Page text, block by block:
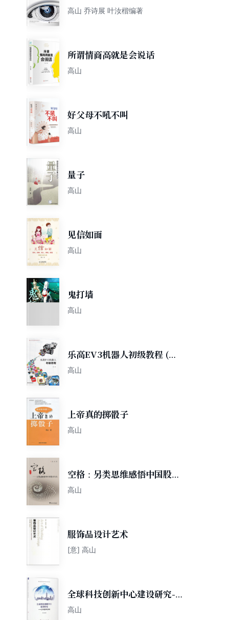
理与应用
高山 乔诗展 叶汝楷编著
所谓情商高就是会说话
高山
好父母不吼不叫
高山
量子
高山
见信如面
高山
鬼打墙
高山
乐高EV3机器人初级教程 (青
少年科技创新丛书)
高山
上帝真的掷骰子
高山
空格：另类思维感悟中国股市
人生
高山
服饰品设计艺术
[意] 高山
全球科技创新中心建设研究--
以中国深圳为例
高山